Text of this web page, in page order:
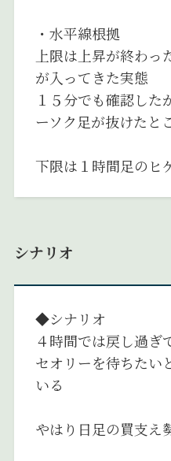
・水平線根拠
上限は上昇が終わっ
が入ってきた実態
１５分でも確認した
ーソク足が抜けたと
下限は１時間足のヒ
シナリオ
◆シナリオ
４時間では戻し過ぎ
セオリーを待ちたい
いる
やはり日足の買支え